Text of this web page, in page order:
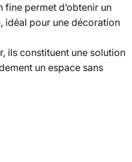
permet d’obtenir un
idéal pour une décoration
ils constituent une solution
un espace sans